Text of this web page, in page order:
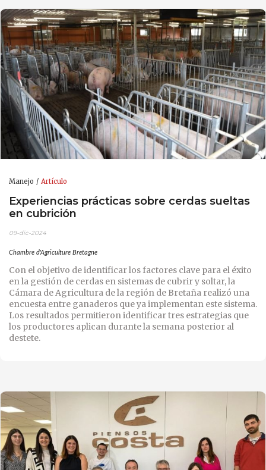
Manejo Artículo
Experiencias prácticas sobre cerdas sueltas
en cubrición
09-dic-2024
Chambre d'Agriculture Bretagne
Con el objetivo de identificar los factores clave para el éxito
en la gestión de cerdas en sistemas de cubrir y soltar, la
Cámara de Agricultura de la región de Bretaña realizó una
encuesta entre ganaderos que ya implementan este sistema.
Los resultados permitieron identificar tres estrategias que
los productores aplican durante la semana posterior al
destete.